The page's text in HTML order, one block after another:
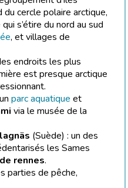
cercle polaire arctique,
s’étire du nord au sud
, et villages de
endroits les plus
est presque arctique
parc aquatique et
via le musée de la
(Suède) : un des
les Sames
rennes.
parties de pêche,